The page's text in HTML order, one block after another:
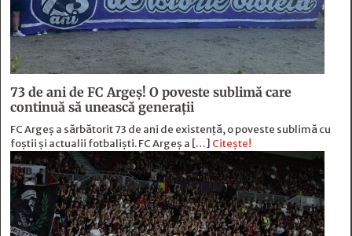
73 de ani de FC Argeş! O poveste sublimă care
continuă să unească generaţii
FC Argeș a sărbătorit 73 de ani de existență, o poveste sublimă cu
foștii și actualii fotbaliști. FC Argeș a […] Citește!